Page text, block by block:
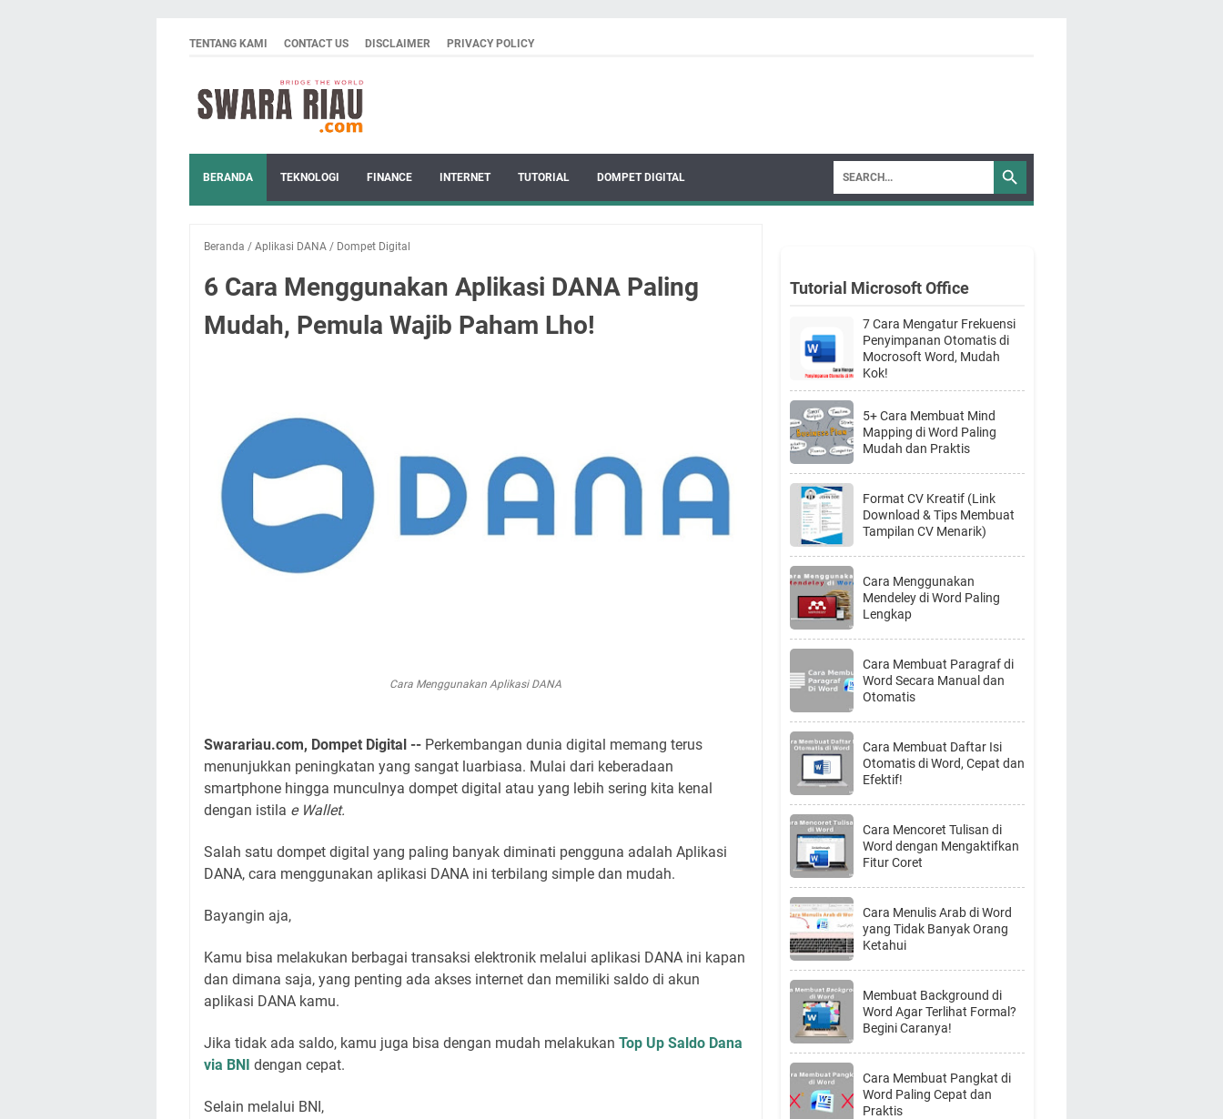
TENTANG KAMI CONTACT US DISCLAIMER PRIVACY POLICY
BERANDA TEKNOLOGI FINANCE INTERNET TUTORIAL DOMPET DIGITAL
Beranda / Aplikasi DANA / Dompet Digital
6 Cara Menggunakan Aplikasi DANA Paling
Mudah, Pemula Wajib Paham Lho!
Cara Menggunakan Aplikasi DANA
Swarariau.com, Dompet Digital -- Perkembangan dunia digital memang terus
menunjukkan peningkatan yang sangat luarbiasa. Mulai dari keberadaan
smartphone hingga munculnya dompet digital atau yang lebih sering kita kenal
dengan istila e Wallet.
Salah satu dompet digital yang paling banyak diminati pengguna adalah Aplikasi
DANA, cara menggunakan aplikasi DANA ini terbilang simple dan mudah.
Bayangin aja,
Kamu bisa melakukan berbagai transaksi elektronik melalui aplikasi DANA ini kapan
dan dimana saja, yang penting ada akses internet dan memiliki saldo di akun
aplikasi DANA kamu.
Jika tidak ada saldo, kamu juga bisa dengan mudah melakukan Top Up Saldo Dana
via BNI dengan cepat.
Selain melalui BNI,
Tutorial Microsoft Office
7 Cara Mengatur Frekuensi
Penyimpanan Otomatis di
Mocrosoft Word, Mudah
Kok!
5+ Cara Membuat Mind
Mapping di Word Paling
Mudah dan Praktis
Format CV Kreatif (Link
Download & Tips Membuat
Tampilan CV Menarik)
Cara Menggunakan
Mendeley di Word Paling
Lengkap
Cara Membuat Paragraf di
Word Secara Manual dan
Otomatis
Cara Membuat Daftar Isi
Otomatis di Word, Cepat dan
Efektif!
Cara Mencoret Tulisan di
Word dengan Mengaktifkan
Fitur Coret
Cara Menulis Arab di Word
yang Tidak Banyak Orang
Ketahui
Membuat Background di
Word Agar Terlihat Formal?
Begini Caranya!
Cara Membuat Pangkat di
Word Paling Cepat dan
Praktis